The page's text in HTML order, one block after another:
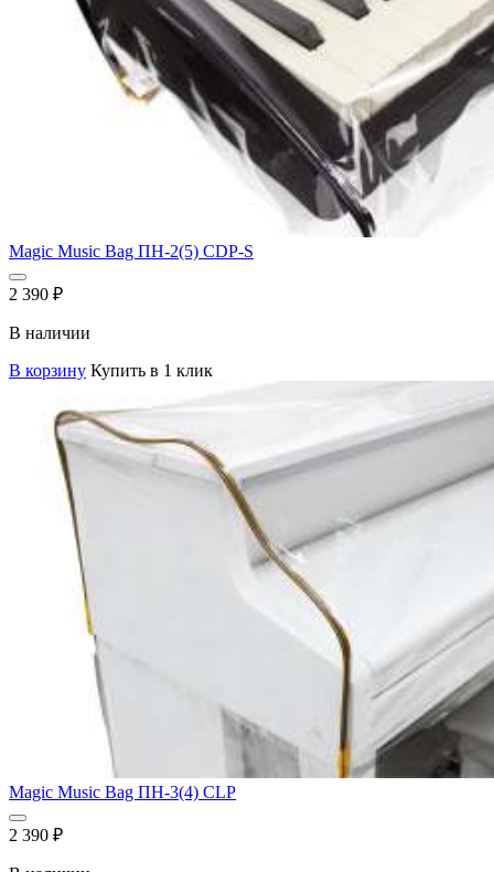
Magic Music Bag ПН-2(5) CDP-S
2 390 ₽
В наличии
В корзину Купить в 1 клик
Magic Music Bag ПН-3(4) CLP
2 390 ₽